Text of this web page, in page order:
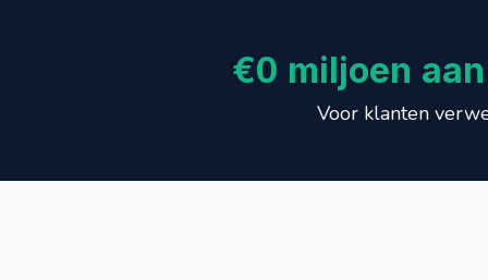
€0 miljoen
Voor klanten